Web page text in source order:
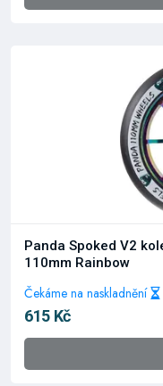
Panda Spoked V2
110mm Rainbow
Čekáme na naskladnění
615 Kč